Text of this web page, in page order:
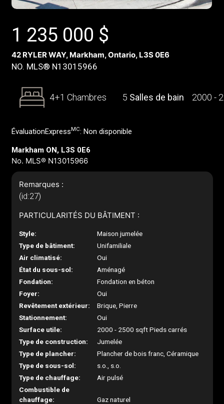
1 235 000 $
42 RYLER WAY, Markham, Ontario, L3S 0E6
NO. MLS® N13015966
4+1 Chambres 5 Salles de bain 2000 -
ÉvaluationExpress MC: Non disponible
Markham ON, L3S 0E6
No. MLS® N13015966
Remarques :
(id:27)
PARTICULARITÉS DU BÂTIMENT :
Style:
Maison jumelée
Type de bâtiment:
Unifamiliale
Air climatisé:
Oui
État du sous-sol:
Aménagé
Fondation:
Fondation en béton
Foyer:
Oui
Revêtement extérieur:
Brique, Pierre
Stationnement:
Oui
Surface utile:
2000 - 2500 sqft Pieds carrés
Type de construction:
Jumelée
Type de plancher:
Plancher de bois franc, Céramique
Type de sous-sol:
s.o., s.o.
Type de chauffage:
Air pulsé
Combustible de
chauffage:
Gaz naturel